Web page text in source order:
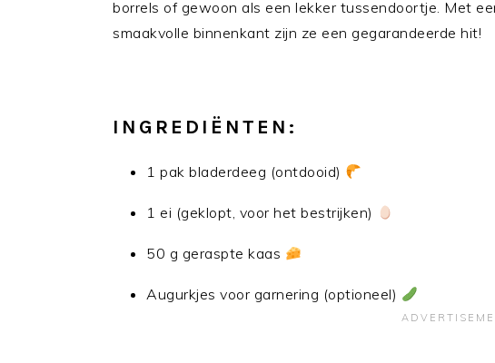
borrels of gewoon als een lekker tussendoortje. Met
smaakvolle binnenkant zijn ze een gegarandeerde hit!
INGREDIËNTEN:
1 pak bladerdeeg (ontdooid)
1 ei (geklopt, voor het bestrijken)
50 g geraspte kaas
Augurkjes voor garnering (optioneel)